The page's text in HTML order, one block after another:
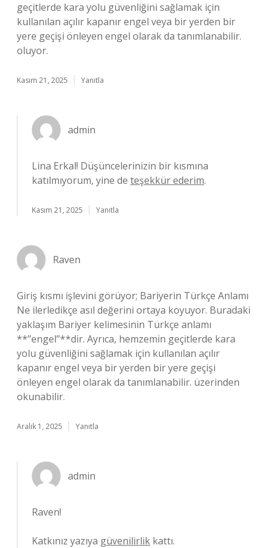
geçitlerde kara yolu güvenliğini sağlamak için
kullanılan açılır kapanır engel veya bir yerden bir
yere geçişi önleyen engel olarak da tanımlanabilir.
oluyor.
Kasım 21, 2025 Yanıtla
admin
Lina Erkal! Düşüncelerinizin bir kısmına
katılmıyorum, yine de teşekkür ederim.
Kasım 21, 2025 Yanıtla
Raven
Giriş kısmı işlevini görüyor; Bariyerin Türkçe Anlamı
Ne ilerledikçe asıl değerini ortaya koyuyor. Buradaki
yaklaşım Bariyer kelimesinin Türkçe anlamı
**”engel”**dir. Ayrıca, hemzemin geçitlerde kara
yolu güvenliğini sağlamak için kullanılan açılır
kapanır engel veya bir yerden bir yere geçişi
önleyen engel olarak da tanımlanabilir. üzerinden
okunabilir.
Aralık 1, 2025 Yanıtla
admin
Raven!
Katkınız yazıya güvenilirlik kattı.